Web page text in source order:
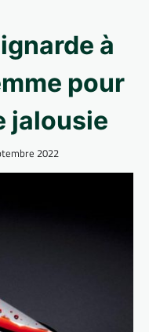
à
pour
jalousie
2022